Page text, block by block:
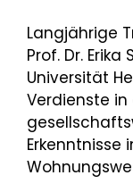
Langjährige
Prof. Dr.
Universität
Verdienste
Erkenntnisse